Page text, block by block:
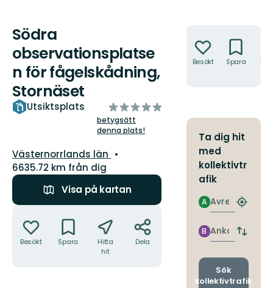
Södra
observationsplatse
n för fågelskådning,
Stornäset
Utsiktsplats
av
5
stjärnor
betygsätt
denna plats!
Län:
Västernorrlands län
6635.72 km från dig
Visa på kartan
Besökt Spara
Hitta
hit
Dela
Besökt Spara
Ta dig hit
med
kollektivtr
afik
Avresa
A
Hitta
Ankomst
B
Byt
och
Sök
kollektivtrafik